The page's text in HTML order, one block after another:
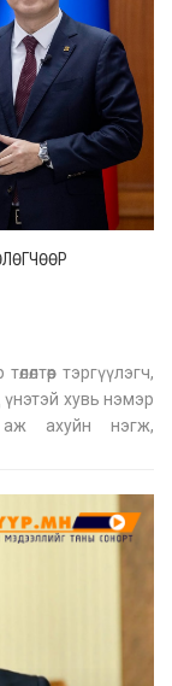
тэргүүлэгч,
хувь нэмэр
аж ахуйн нэгж,